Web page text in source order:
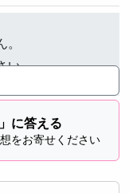
い。
に答える
をお寄せください